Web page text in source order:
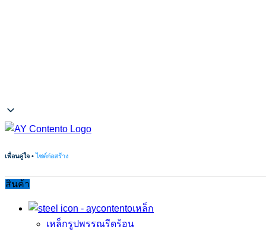
เพื่อนคู่ใจ • ไซต์ก่อสร้าง
สินค้า
เหล็ก
เหล็กรูปพรรณรีดร้อน